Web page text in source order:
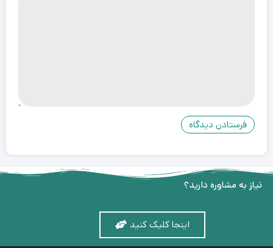
نیاز به مشاوره دارید؟
اینجا کلیک کنید